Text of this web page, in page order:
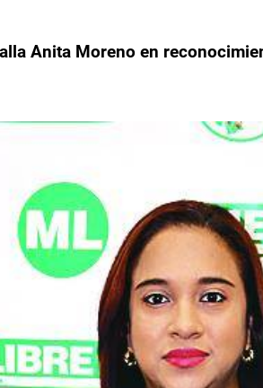
Anita Moreno en